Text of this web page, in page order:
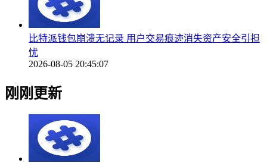
比特派钱包崩溃无记录 用户交易痕迹消失资产安全引担
忧
2026-08-05 20:45:07
刚刚更新